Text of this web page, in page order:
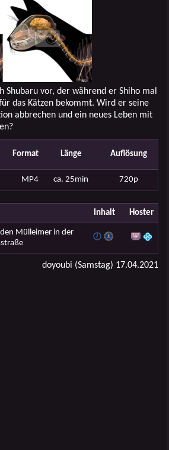
Shubaru vor, der während er Shiho mal
das Kätzen bekommt. Wird er seine
abbrechen und ein neues Leben mit
Format Länge Auflösung
MP4 ca. 25min 720p
Inhalt Hoster
den Mülleimer in der
doyoubi (Samstag) 17.04.2021